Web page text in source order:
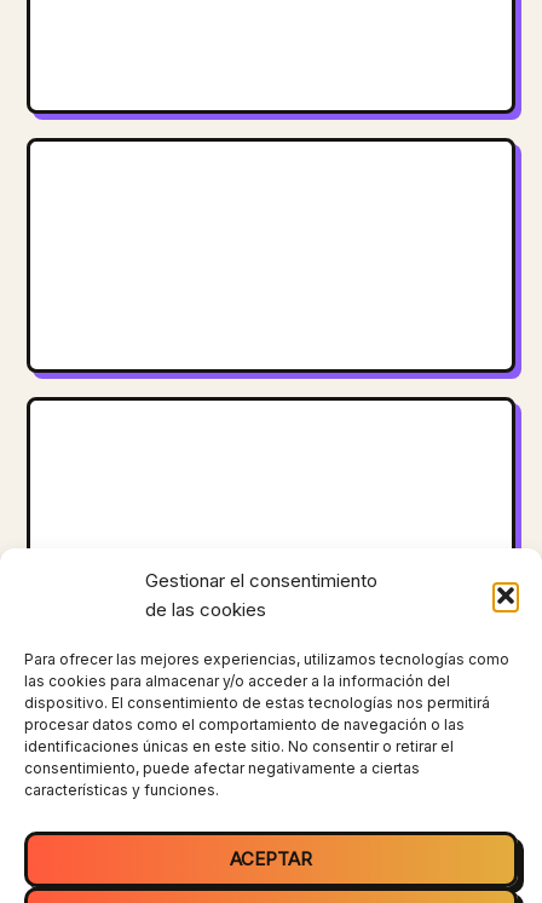
Gestionar el consentimiento
de las cookies
Para ofrecer las mejores experiencias, utilizamos tecnologías como
las cookies para almacenar y/o acceder a la información del
dispositivo. El consentimiento de estas tecnologías nos permitirá
procesar datos como el comportamiento de navegación o las
identificaciones únicas en este sitio. No consentir o retirar el
consentimiento, puede afectar negativamente a ciertas
características y funciones.
ACEPTAR